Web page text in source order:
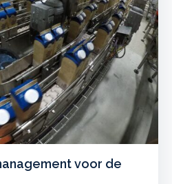
voor de